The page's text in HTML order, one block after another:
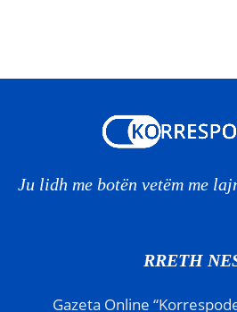
Ju lidh me botën vetëm me
RRETH
Gazeta Online